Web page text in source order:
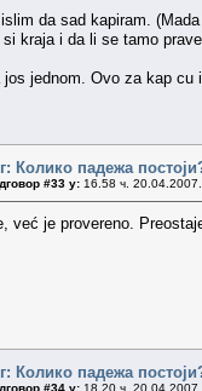
da sad kapiram.
kraja i da li se tamo
jednom. Ovo za kap
Колико падежа
#33 у: 16.58 ч.
već je provereno.
Колико падежа
#34 у: 18.20 ч.